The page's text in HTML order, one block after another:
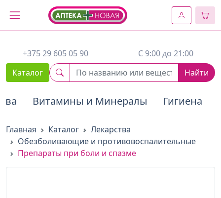
2. Вставьте этот код сразу же после открывающего тега :
+375 29 605 05 90
C 9:00 до 21:00
Каталог
Найти
Витамины и Минералы Гигиена
Главная Каталог
Лекарства
Обезболивающие и противовоспалительные
Препараты при боли и спазме